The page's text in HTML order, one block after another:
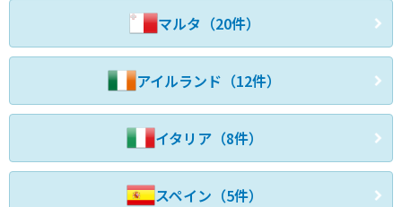
マルタ（20件）
アイルランド（12件）
イタリア（8件）
スペイン（5件）